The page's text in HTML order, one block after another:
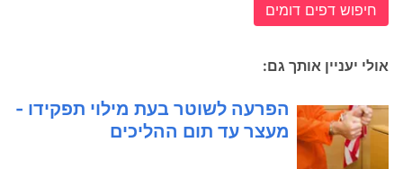
חיפוש דפים דומים
אולי יעניין אותך גם:
הפרעה לשוטר בעת מילוי תפקידו -
מעצר עד תום ההליכים